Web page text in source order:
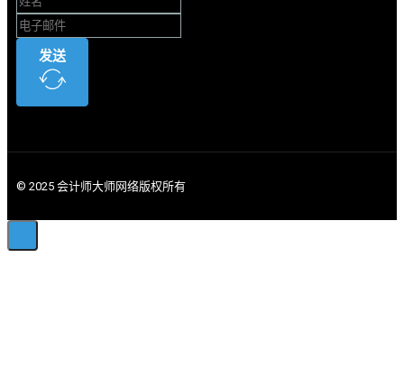
发送
© 2025 会计师大师网络版权所有